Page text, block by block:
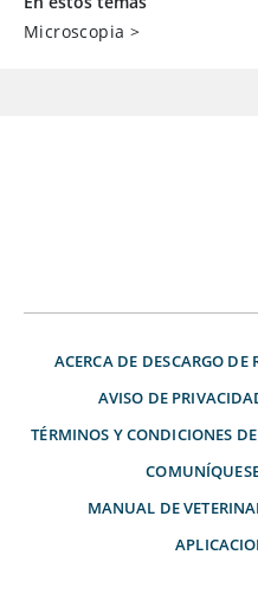
Microscopia >
ACERCA DE DESCARGO DE
AVISO DE
TÉRMINOS Y CONDICIONES
MANUAL DE